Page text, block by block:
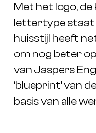
Met het logo,
lettertype staat
huisstijl heeft
om nog beter
van Jaspers
‘blueprint’ van
basis van alle